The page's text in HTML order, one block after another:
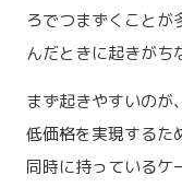
ろでつまずくことが
んだときに起きがち
まず起きやすいのが
低価格を実現するた
同時に持っているケ